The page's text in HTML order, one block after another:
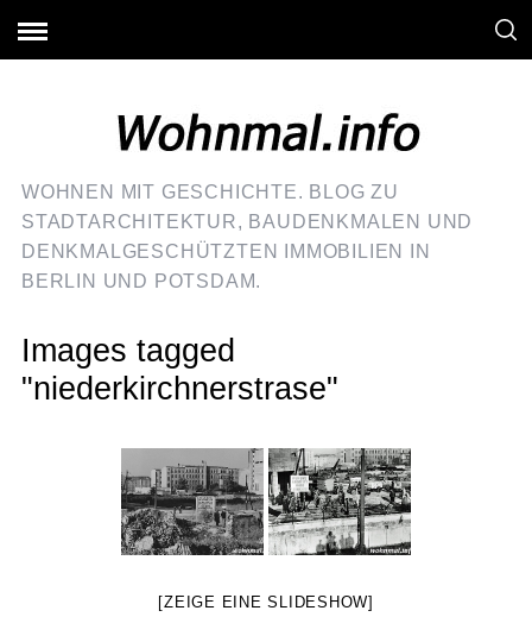
WOHNEN MIT GESCHICHTE. BLOG ZU
STADTARCHITEKTUR, BAUDENKMALEN UND
DENKMALGESCHÜTZTEN IMMOBILIEN IN
BERLIN UND POTSDAM.
Images tagged
"niederkirchnerstrase"
[ZEIGE EINE SLIDESHOW]